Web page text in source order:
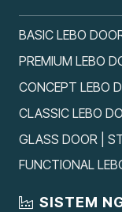
BASIC LEBO
PREMIUM LEBO
CONCEPT LEBO
CLASSIC LEBO
GLASS DOOR |
FUNCTIONAL
SISTEM